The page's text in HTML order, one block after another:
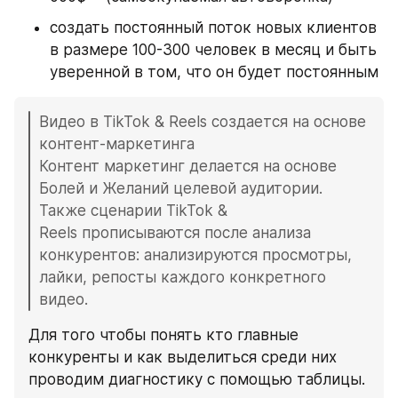
создать постоянный поток новых клиентов
в размере 100-300 человек в месяц и быть
уверенной в том, что он будет постоянным
Видео в TikTok & Reels создается на основе
контент-маркетинга
Контент маркетинг делается на основе
Болей и Желаний целевой аудитории.
Также сценарии TikTok &
Reels прописываются после анализа
конкурентов: анализируются просмотры,
лайки, репосты каждого конкретного
видео.
Для того чтобы понять кто главные
конкуренты и как выделиться среди них
проводим диагностику с помощью таблицы.